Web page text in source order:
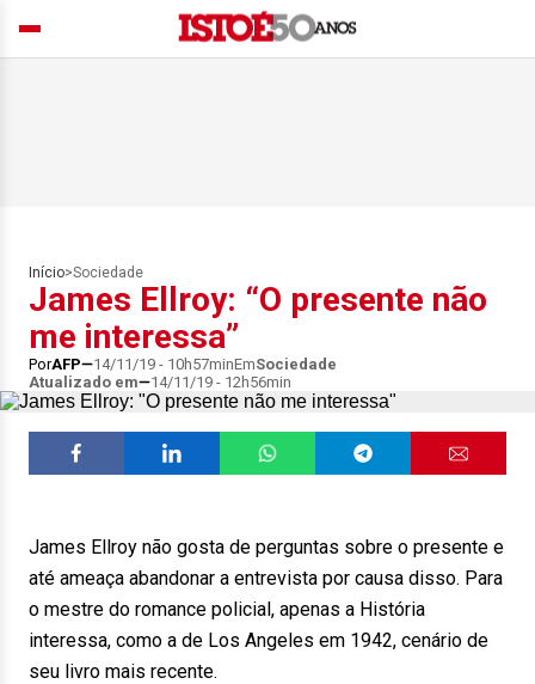
Início>Sociedade
James Ellroy: “O presente não
me interessa”
PorAFP 14/11/19 - 10h57minEmSociedade
Atualizado em
14/11/19 - 12h56min
James Ellroy não gosta de perguntas sobre o presente e
até ameaça abandonar a entrevista por causa disso. Para
o mestre do romance policial, apenas a História
interessa, como a de Los Angeles em 1942, cenário de
seu livro mais recente.